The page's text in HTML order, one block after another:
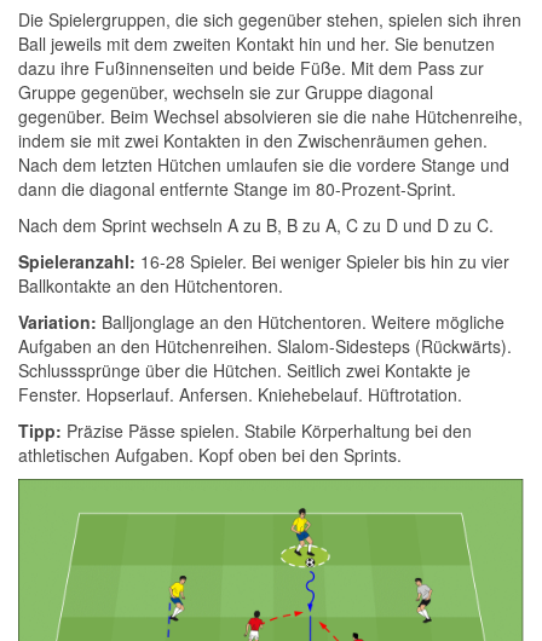
Die Spielergruppen, die sich gegenüber stehen, spielen sich ihren
Ball jeweils mit dem zweiten Kontakt hin und her. Sie benutzen
dazu ihre Fußinnenseiten und beide Füße. Mit dem Pass zur
Gruppe gegenüber, wechseln sie zur Gruppe diagonal
gegenüber. Beim Wechsel absolvieren sie die nahe Hütchenreihe,
indem sie mit zwei Kontakten in den Zwischenräumen gehen.
Nach dem letzten Hütchen umlaufen sie die vordere Stange und
dann die diagonal entfernte Stange im 80-Prozent-Sprint.
Nach dem Sprint wechseln A zu B, B zu A, C zu D und D zu C.
Spieleranzahl: 16-28 Spieler. Bei weniger Spieler bis hin zu vier
Ballkontakte an den Hütchentoren.
Variation: Balljonglage an den Hütchentoren. Weitere mögliche
Aufgaben an den Hütchenreihen. Slalom-Sidesteps (Rückwärts).
Schlusssprünge über die Hütchen. Seitlich zwei Kontakte je
Fenster. Hopserlauf. Anfersen. Kniehebelauf. Hüftrotation.
Tipp: Präzise Pässe spielen. Stabile Körperhaltung bei den
athletischen Aufgaben. Kopf oben bei den Sprints.